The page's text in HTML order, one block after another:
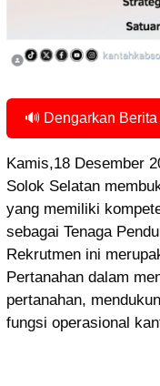
🔊 Dengarkan Berita
Kamis,18 Desember
Solok Selatan
yang memiliki
sebagai Tenaga
Rekrutmen ini
Pertanahan dalam
pertanahan,
fungsi operasional